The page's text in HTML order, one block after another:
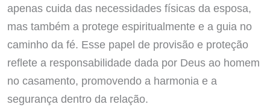
apenas cuida das necessidades físicas da esposa,
mas também a protege espiritualmente e a guia no
caminho da fé. Esse papel de provisão e proteção
reflete a responsabilidade dada por Deus ao homem
no casamento, promovendo a harmonia e a
segurança dentro da relação.